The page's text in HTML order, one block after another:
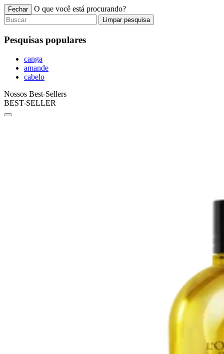
Fechar O que você está procurando?
Limpar pesquisa
Pesquisas populares
canga
amande
cabelo
Nossos Best-Sellers
BEST-SELLER